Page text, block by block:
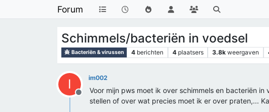
Forum
Schimmels/bacteriën in voedsel
Bacteriën & virussen 4 berichten 4 plaatsers 3.8k weergaven
I
Offline
im002
Voor mijn pws moet ik over schimmels en bacteriën
stellen of over wat precies moet ik er over praten,...